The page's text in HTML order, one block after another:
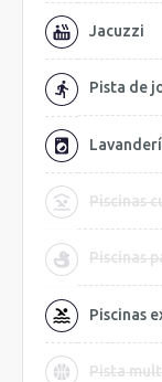
Jacuzzi
Pista de
Piscinas
Piscinas
Piscinas
Pista